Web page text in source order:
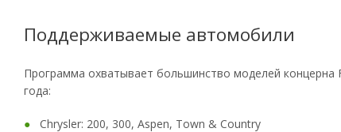
Поддерживаемые автомобили
Программа охватывает большинство моделей концерна
года:
Chrysler: 200, 300, Aspen, Town & Country